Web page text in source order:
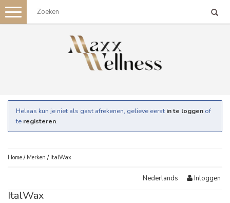
Toggle
navigation
Helaas kun je niet als gast afrekenen, gelieve eerst in te loggen of
te registeren.
Home / Merken / ItalWax
Nederlands Inloggen
ItalWax